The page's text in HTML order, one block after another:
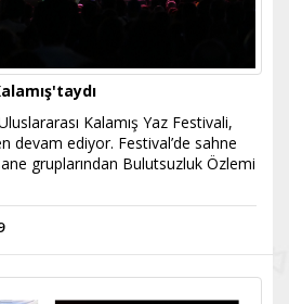
Kalamış Yaz Festivali,
devam ediyor. Festival’de sahne
gruplarından Bulutsuzluk Özlemi